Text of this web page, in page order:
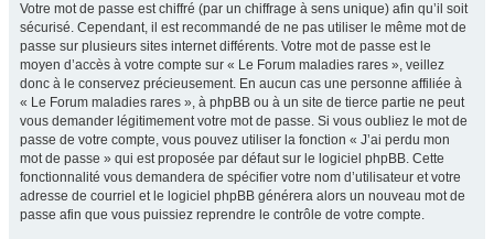
Votre mot de passe est chiffré (par un chiffrage à sens unique) afin qu’il soit
sécurisé. Cependant, il est recommandé de ne pas utiliser le même mot de
passe sur plusieurs sites internet différents. Votre mot de passe est le
moyen d’accès à votre compte sur « Le Forum maladies rares », veillez
donc à le conservez précieusement. En aucun cas une personne affiliée à
« Le Forum maladies rares », à phpBB ou à un site de tierce partie ne peut
vous demander légitimement votre mot de passe. Si vous oubliez le mot de
passe de votre compte, vous pouvez utiliser la fonction « J’ai perdu mon
mot de passe » qui est proposée par défaut sur le logiciel phpBB. Cette
fonctionnalité vous demandera de spécifier votre nom d’utilisateur et votre
adresse de courriel et le logiciel phpBB générera alors un nouveau mot de
passe afin que vous puissiez reprendre le contrôle de votre compte.